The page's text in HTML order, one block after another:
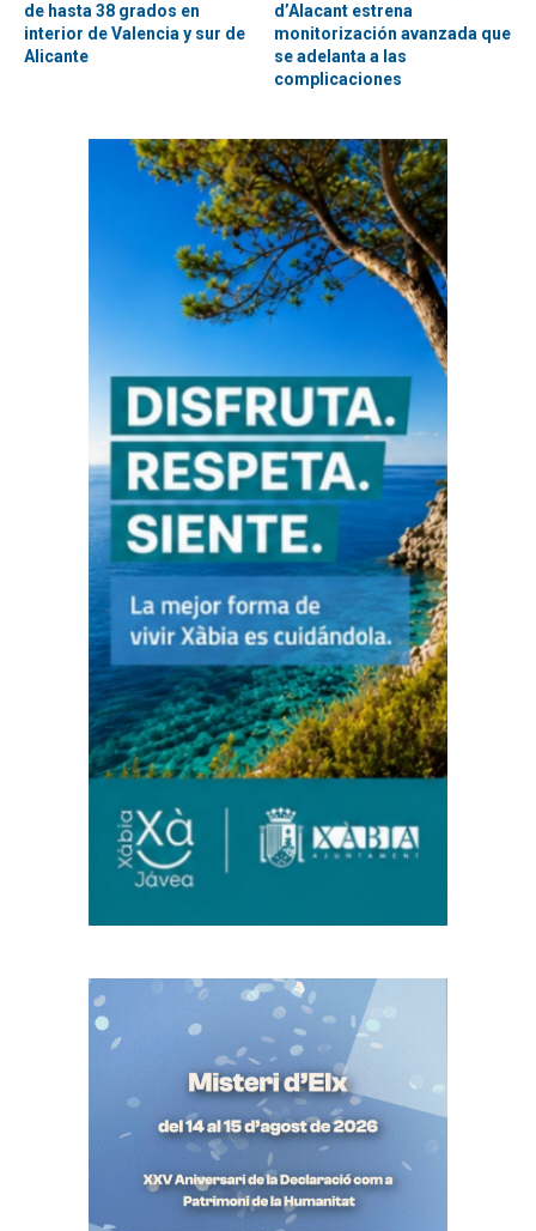
de hasta 38 grados en
interior de Valencia y sur de
Alicante
d’Alacant estrena
monitorización avanzada que
se adelanta a las
complicaciones